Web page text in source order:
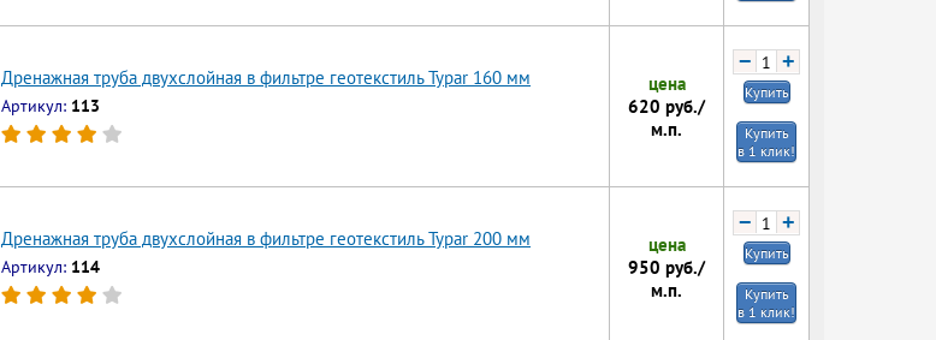
Дренажная труба двухслойная в фильтре геотекстиль Typar 160 мм
Артикул: 113
цена
620 руб./
м.п.
− +
Купить
Купить
в 1 клик!
Дренажная труба двухслойная в фильтре геотекстиль Typar 200 мм
Артикул: 114
цена
950 руб./
м.п.
− +
Купить
Купить
в 1 клик!